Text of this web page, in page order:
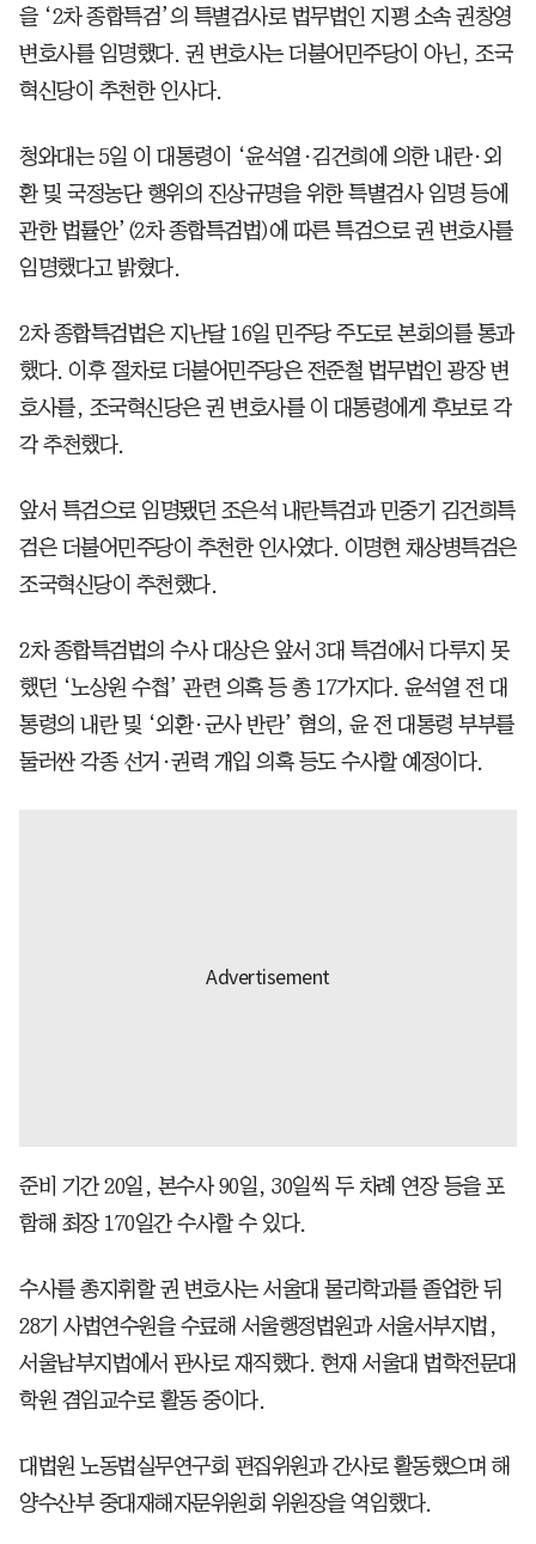
을 ‘2차 종합특검’의 특별검사로 법무법인 지평 소속 권창영
변호사를 임명했다. 권 변호사는 더불어민주당이 아닌, 조국
혁신당이 추천한 인사다.
청와대는 5일 이 대통령이 ‘윤석열·김건희에 의한 내란·외
환 및 국정농단 행위의 진상규명을 위한 특별검사 임명 등에
관한 법률안’(2차 종합특검법)에 따른 특검으로 권 변호사를
임명했다고 밝혔다.
2차 종합특검법은 지난달 16일 민주당 주도로 본회의를 통과
했다. 이후 절차로 더불어민주당은 전준철 법무법인 광장 변
호사를, 조국혁신당은 권 변호사를 이 대통령에게 후보로 각
각 추천했다.
앞서 특검으로 임명됐던 조은석 내란특검과 민중기 김건희특
검은 더불어민주당이 추천한 인사였다. 이명현 채상병특검은
조국혁신당이 추천했다.
2차 종합특검법의 수사 대상은 앞서 3대 특검에서 다루지 못
했던 ‘노상원 수첩’ 관련 의혹 등 총 17가지다. 윤석열 전 대
통령의 내란 및 ‘외환·군사 반란’ 혐의, 윤 전 대통령 부부를
둘러싼 각종 선거·권력 개입 의혹 등도 수사할 예정이다.
준비 기간 20일, 본수사 90일, 30일씩 두 차례 연장 등을 포
함해 최장 170일간 수사할 수 있다.
수사를 총지휘할 권 변호사는 서울대 물리학과를 졸업한 뒤
28기 사법연수원을 수료해 서울행정법원과 서울서부지법,
서울남부지법에서 판사로 재직했다. 현재 서울대 법학전문대
학원 겸임교수로 활동 중이다.
대법원 노동법실무연구회 편집위원과 간사로 활동했으며 해
양수산부 중대재해자문위원회 위원장을 역임했다.